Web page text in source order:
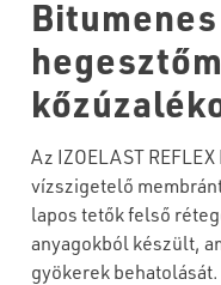
Bitumenes
Az IZOELAST
vízszigetelő
lapos tetők felső
anyagokból készült,
gyökerek